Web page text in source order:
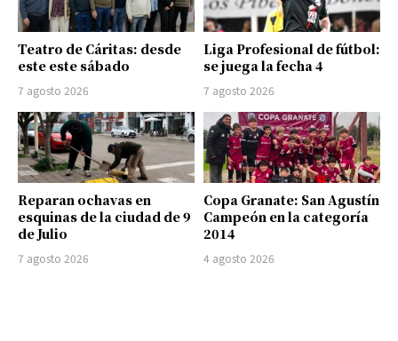
Teatro de Cáritas: desde
este este sábado
7 agosto 2026
Liga Profesional de fútbol:
se juega la fecha 4
7 agosto 2026
Reparan ochavas en
esquinas de la ciudad de 9
de Julio
7 agosto 2026
Copa Granate: San Agustín
Campeón en la categoría
2014
4 agosto 2026